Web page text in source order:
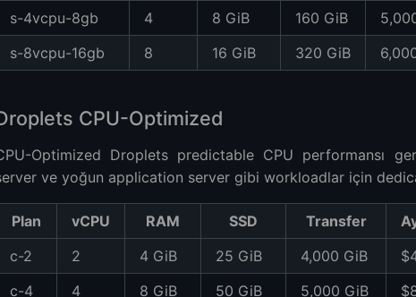
s-4vcpu-8gb
4 8 GiB 160 GiB
s-8vcpu-16gb
8 16 GiB 320 GiB
CPU-Optimized
Optimized Droplets predictable CPU performansı
ve yoğun application server gibi workloadlar için
Plan vCPU RAM SSD Transfer
c-2
2 4 GiB 25 GiB 4,000 GiB
c-4
4 8 GiB 50 GiB 5,000 GiB